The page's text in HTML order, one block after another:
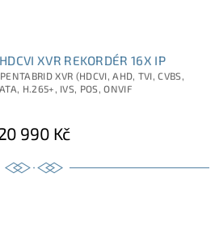
XVR REKORDÉR 16X IP
XVR (HDCVI, AHD, TVI, CVBS,
H.265+, IVS, POS, ONVIF
990 Kč